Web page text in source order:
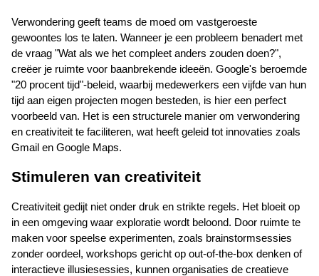
Verwondering geeft teams de moed om vastgeroeste
gewoontes los te laten. Wanneer je een probleem benadert met
de vraag "Wat als we het compleet anders zouden doen?",
creëer je ruimte voor baanbrekende ideeën. Google's beroemde
"20 procent tijd"-beleid, waarbij medewerkers een vijfde van hun
tijd aan eigen projecten mogen besteden, is hier een perfect
voorbeeld van. Het is een structurele manier om verwondering
en creativiteit te faciliteren, wat heeft geleid tot innovaties zoals
Gmail en Google Maps.
Stimuleren van creativiteit
Creativiteit gedijt niet onder druk en strikte regels. Het bloeit op
in een omgeving waar exploratie wordt beloond. Door ruimte te
maken voor speelse experimenten, zoals brainstormsessies
zonder oordeel, workshops gericht op out-of-the-box denken of
interactieve illusiesessies, kunnen organisaties de creatieve